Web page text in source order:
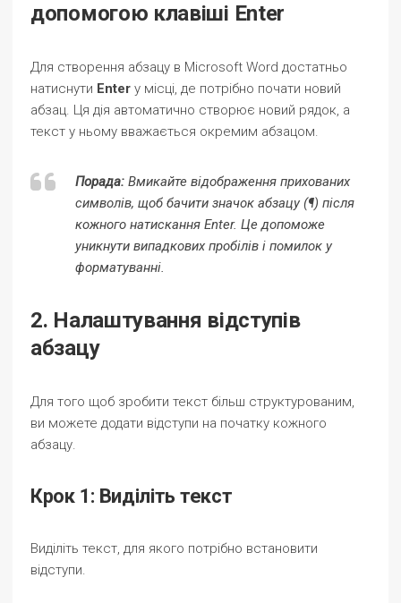
допомогою клавіші Enter
Для створення абзацу в Microsoft Word достатньо
натиснути Enter у місці, де потрібно почати новий
абзац. Ця дія автоматично створює новий рядок, а
текст у ньому вважається окремим абзацом.
Порада: Вмикайте відображення прихованих
символів, щоб бачити значок абзацу (¶) після
кожного натискання Enter. Це допоможе
уникнути випадкових пробілів і помилок у
форматуванні.
2. Налаштування відступів
абзацу
Для того щоб зробити текст більш структурованим,
ви можете додати відступи на початку кожного
абзацу.
Крок 1: Виділіть текст
Виділіть текст, для якого потрібно встановити
відступи.